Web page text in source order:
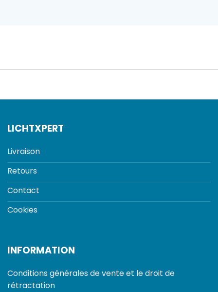
LICHTXPERT
Livraison
Retours
Contact
Cookies
INFORMATION
Conditions générales de vente et le droit de
rétractation